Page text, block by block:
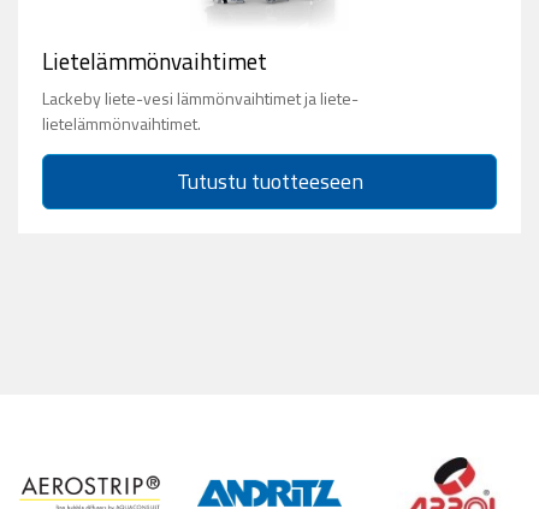
Lietelämmönvaihtimet
Lackeby liete-vesi lämmönvaihtimet ja liete-
lietelämmönvaihtimet.
Tutustu tuotteeseen